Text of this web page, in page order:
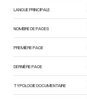
LANGUE PRINCIPALE
NOMBRE DE PAGES
PREMIÈRE PAGE
DERNIÈRE PAGE
TYPOLOGIE DOCUMENTAIRE